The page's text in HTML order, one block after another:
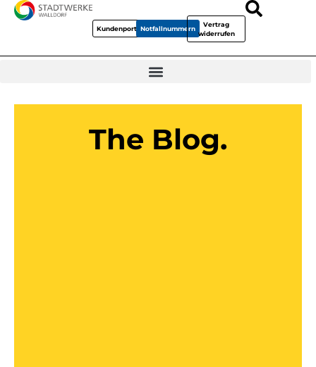
KundenportalNotfallnummern
Vertrag
widerrufen
The Blog.